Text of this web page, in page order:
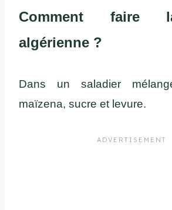
Comment faire
algérienne ?
Dans un saladier
maïzena, sucre et levure.